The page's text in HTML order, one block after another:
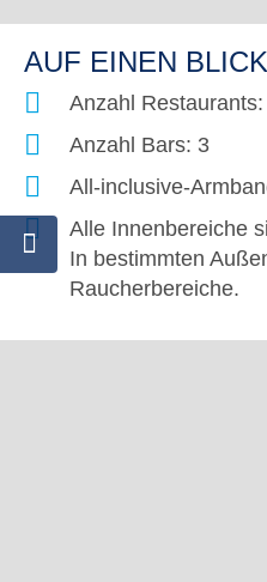
AUF EINEN BLICK
Anzahl
Anzahl Bars: 3
All-inclusive-
Alle Innenbereiche
In bestimmten
Raucherbereiche.